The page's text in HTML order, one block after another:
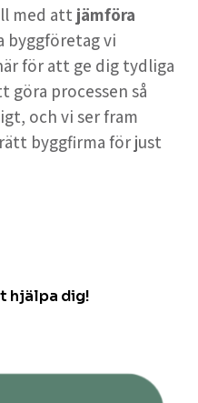
med att jämföra
byggföretag vi
för att ge dig tydliga
göra processen så
och vi ser fram
byggfirma för just
hjälpa dig!